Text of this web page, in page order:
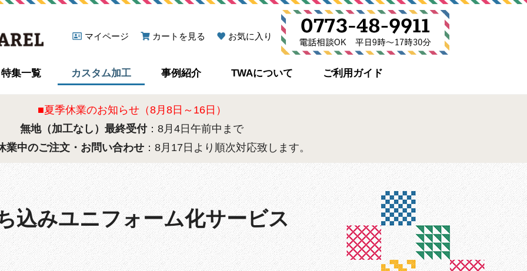
マイページ カートを見る お気に入り
特集一覧 カスタム加工 事例紹介 TWAについて ご利用ガイド
■夏季休業のお知らせ（8月8日～16日）
無地（加工なし）最終受付：8月4日午前中まで
業中のご注文・お問い合わせ ：8月17日より順次対応致します。
込みユニフォーム化サービス